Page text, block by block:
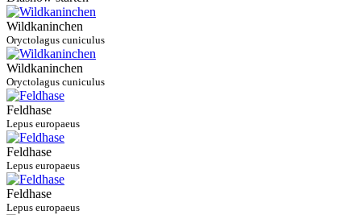
Wildkaninchen
Oryctolagus cuniculus
Wildkaninchen
Oryctolagus cuniculus
Feldhase
Lepus europaeus
Feldhase
Lepus europaeus
Feldhase
Lepus europaeus